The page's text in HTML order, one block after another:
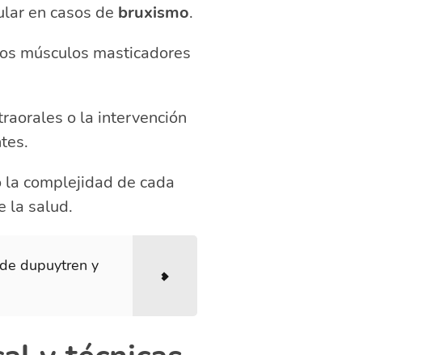
en casos de bruxismo.
músculos masticadores
o la intervención
complejidad de cada
la salud.
dupuytren y